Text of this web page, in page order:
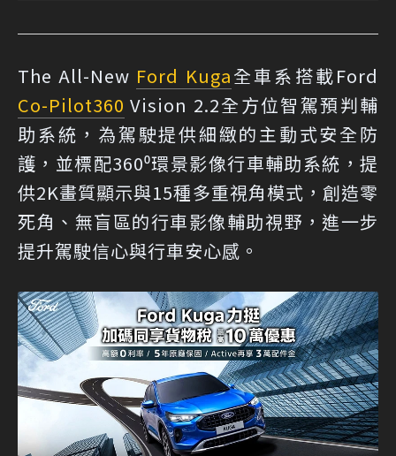
The All-New Ford Kuga全車系搭載Ford
Co-Pilot360 Vision 2.2全方位智駕預判輔
助系統，為駕駛提供細緻的主動式安全防
護，並標配360⁰環景影像行車輔助系統，提
供2K畫質顯示與15種多重視角模式，創造零
死角、無盲區的行車影像輔助視野，進一步
提升駕駛信心與行車安心感。